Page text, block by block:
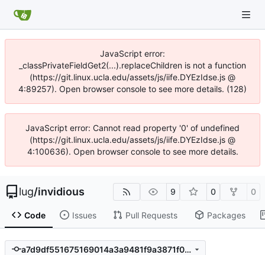
JavaScript error:
_classPrivateFieldGet2(...).replaceChildren is not a function
(https://git.linux.ucla.edu/assets/js/iife.DYEzIdse.js @
4:89257). Open browser console to see more details. (128)
JavaScript error: Cannot read property '0' of undefined
(https://git.linux.ucla.edu/assets/js/iife.DYEzIdse.js @
4:100636). Open browser console to see more details.
lug/invidious 9 0 0
Code Issues Pull Requests Packages
a7d9df551675169014a3a9481f9a3871f055d9db